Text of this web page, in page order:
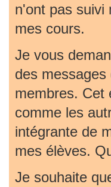
n'ont pas suivi
mes cours.
Je vous
des
membres. Cet
comme les
intégrante de
mes élèves.
Je souhaite